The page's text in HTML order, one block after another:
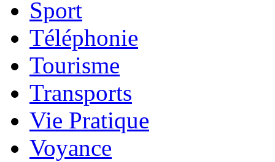
Sport
Téléphonie
Tourisme
Transports
Vie Pratique
Voyance